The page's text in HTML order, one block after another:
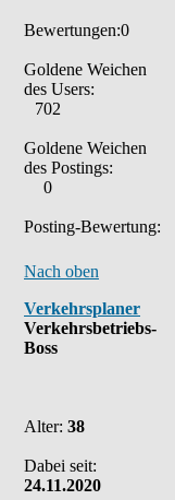
Bewertungen:0
Goldene Weichen
des Users:
702
Goldene Weichen
des Postings:
0
Posting-Bewertung:
Nach oben
Verkehrsplaner
Verkehrsbetriebs-
Boss
Alter: 38
Dabei seit:
24.11.2020